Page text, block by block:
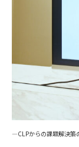
―CLPからの課題解決策